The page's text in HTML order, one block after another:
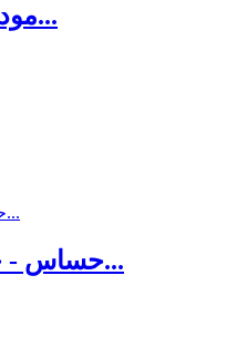
موديول شاشة اظهار ساعة...
حساس - حساس تيار متناوب 100...